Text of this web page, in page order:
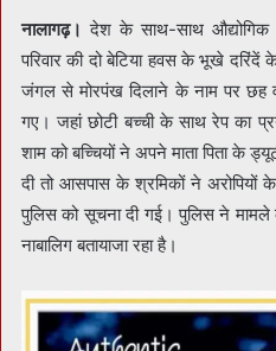
नालागढ़। देश के साथ-साथ औद्योगिक
परिवार की दो बेटिया हवस के भूखे
जंगल से मोरपंख दिलाने के नाम पर छह
गए। जहां छोटी बच्ची के साथ रेप का
शाम को बच्चियों ने अपने माता पिता के
दी तो आसपास के श्रमिकों ने अरोपियों
पुलिस को सूचना दी गई। पुलिस ने
नाबालिग बतायाजा रहा है।